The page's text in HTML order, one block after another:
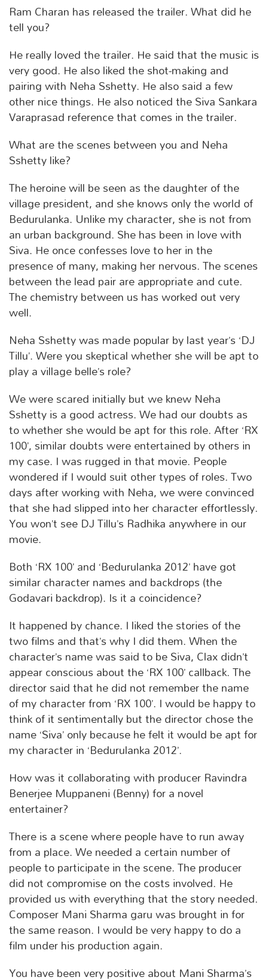
Ram Charan has released the trailer. What did he
tell you?
He really loved the trailer. He said that the music is
very good. He also liked the shot-making and
pairing with Neha Sshetty. He also said a few
other nice things. He also noticed the Siva Sankara
Varaprasad reference that comes in the trailer.
What are the scenes between you and Neha
Sshetty like?
The heroine will be seen as the daughter of the
village president, and she knows only the world of
Bedurulanka. Unlike my character, she is not from
an urban background. She has been in love with
Siva. He once confesses love to her in the
presence of many, making her nervous. The scenes
between the lead pair are appropriate and cute.
The chemistry between us has worked out very
well.
Neha Sshetty was made popular by last year’s ‘DJ
Tillu’. Were you skeptical whether she will be apt to
play a village belle’s role?
We were scared initially but we knew Neha
Sshetty is a good actress. We had our doubts as
to whether she would be apt for this role. After ‘RX
100’, similar doubts were entertained by others in
my case. I was rugged in that movie. People
wondered if I would suit other types of roles. Two
days after working with Neha, we were convinced
that she had slipped into her character effortlessly.
You won’t see DJ Tillu’s Radhika anywhere in our
movie.
Both ‘RX 100’ and ‘Bedurulanka 2012’ have got
similar character names and backdrops (the
Godavari backdrop). Is it a coincidence?
It happened by chance. I liked the stories of the
two films and that’s why I did them. When the
character’s name was said to be Siva, Clax didn’t
appear conscious about the ‘RX 100’ callback. The
director said that he did not remember the name
of my character from ‘RX 100’. I would be happy to
think of it sentimentally but the director chose the
name ‘Siva’ only because he felt it would be apt for
my character in ‘Bedurulanka 2012’.
How was it collaborating with producer Ravindra
Benerjee Muppaneni (Benny) for a novel
entertainer?
There is a scene where people have to run away
from a place. We needed a certain number of
people to participate in the scene. The producer
did not compromise on the costs involved. He
provided us with everything that the story needed.
Composer Mani Sharma garu was brought in for
the same reason. I would be very happy to do a
film under his production again.
You have been very positive about Mani Sharma’s